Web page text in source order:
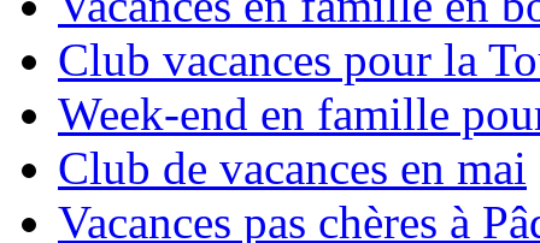
Club vacances pour la
Week-end en famille
Club de vacances en mai
Vacances pas chères à